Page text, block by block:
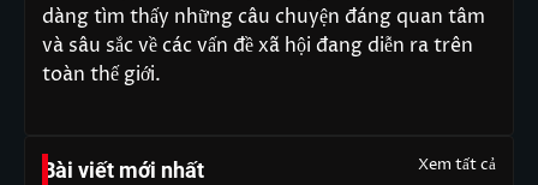
dàng tìm thấy những câu chuyện đáng quan tâm
và sâu sắc về các vấn đề xã hội đang diễn ra trên
toàn thế giới.
Bài viết mới nhất Xem tất cả